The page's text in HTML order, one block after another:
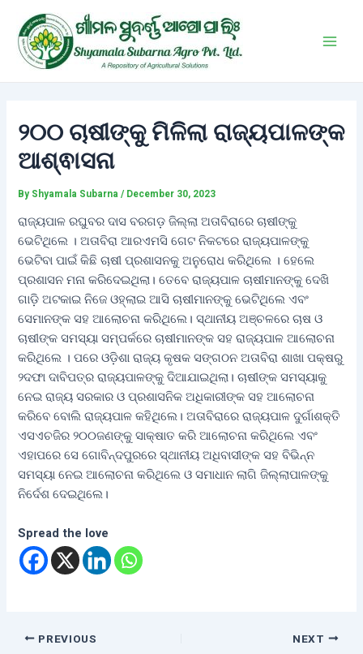
content
୨୦୦ ଚାଷୀଙ୍କୁ ମିଳିଲା ରାଜ୍ୟପାଳଙ୍କ
ଆଶ୍ଵାସନା
By Shyamala Subarna/ December 30, 2023
ରାଜ୍ୟପାଳ ରଘୁବର ଦାସ ବରଗଡ଼ ଜିଲ୍ଲା ଅତାବିରାରେ ଚାଷୀଙ୍କୁ
ଭେଟିଥିଲେ । ଅତାବିରା ଆରଏମସି ଗେଟ ନିକଟରେ ରାଜ୍ୟପାଳଙ୍କୁ
ଭେଟିବା ପାଇଁ କିଛି ଚାଷୀ ପ୍ରଶାସନକୁ ଅନୁରୋଧ କରିଥିଲେ । ହେଲେ
ପ୍ରଶାସନ ମନା କରିଦେଇଥିଲା। ତେବେ ରାଜ୍ୟପାଳ ଚାଷୀମାନଙ୍କୁ ଦେଖି
ଗାଡ଼ି ଅଟକାଇ ନିଜେ ଓହ୍ଲାଇ ଆସି ଚାଷୀମାନଙ୍କୁ ଭେଟିଥିଲେ ଏବଂ
ସେମାନଙ୍କ ସହ ଆଲୋଚନା କରିଥିଲେ। ସ୍ଥାନୀୟ ଅଞ୍ଚଳରେ ଚାଷ ଓ
ଚାଷୀଙ୍କ ସମସ୍ୟା ସମ୍ପର୍କରେ ଚାଷୀମାନଙ୍କ ସହ ରାଜ୍ୟପାଳ ଆଲୋଚନା
କରିଥିଲେ । ପରେ ଓଡ଼ିଶା ରାଜ୍ୟ କୃଷକ ସଙ୍ଗଠନ ଅତାବିରା ଶାଖା ପକ୍ଷରୁ
୨ଦଫା ଦାବିପତ୍ର ରାଜ୍ୟପାଳଙ୍କୁ ଦିଆଯାଇଥିଲା। ଚାଷୀଙ୍କ ସମସ୍ୟାକୁ
ନେଇ ରାଜ୍ୟ ସରକାର ଓ ପ୍ରଶାସନିକ ଅଧିକାରୀଙ୍କ ସହ ଆଲୋଚନା
କରିବେ ବୋଲି ରାଜ୍ୟପାଳ କହିଥିଲେ। ଅତାବିରାରେ ରାଜ୍ୟପାଳ ଦୁର୍ଗାଶକ୍ତି
ଏସଏଚଜିର ୨୦୦ଜଣଙ୍କୁ ସାକ୍ଷାତ କରି ଆଲୋଚନା କରିଥିଲେ ଏବଂ
ଏହାପରେ ସେ ଗୋବିନ୍ଦପୁରରେ ସ୍ଥାନୀୟ ଅଧିବାସୀଙ୍କ ସହ ବିଭିନ୍ନ
ସମସ୍ୟା ନେଇ ଆଲୋଚନା କରିଥିଲେ ଓ ସମାଧାନ ଲାଗି ଜିଲ୍ଲାପାଳଙ୍କୁ
ନିର୍ଦେଶ ଦେଇଥିଲେ।
Spread the love
navigation
PREVIOUS NEXT